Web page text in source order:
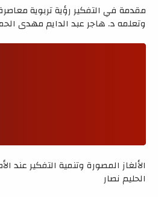
مقدمة في التفكير رؤية تربوية
وتعلمه د. هاجر عبد الدايم مهدي
الألغاز المصورة وتنمية التفكير عند
الحليم نصار